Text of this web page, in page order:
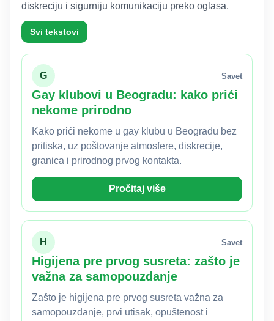
diskreciju i sigurniju komunikaciju preko oglasa.
Svi tekstovi
G Savet
Gay klubovi u Beogradu: kako prići
nekome prirodno
Kako prići nekome u gay klubu u Beogradu bez
pritiska, uz poštovanje atmosfere, diskrecije,
granica i prirodnog prvog kontakta.
Pročitaj više
H Savet
Higijena pre prvog susreta: zašto je
važna za samopouzdanje
Zašto je higijena pre prvog susreta važna za
samopouzdanje, prvi utisak, opuštenost i